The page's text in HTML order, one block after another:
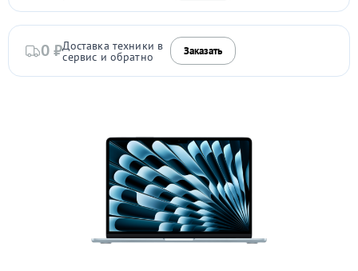
0 ₽Доставка техники в
сервис и обратно Заказать